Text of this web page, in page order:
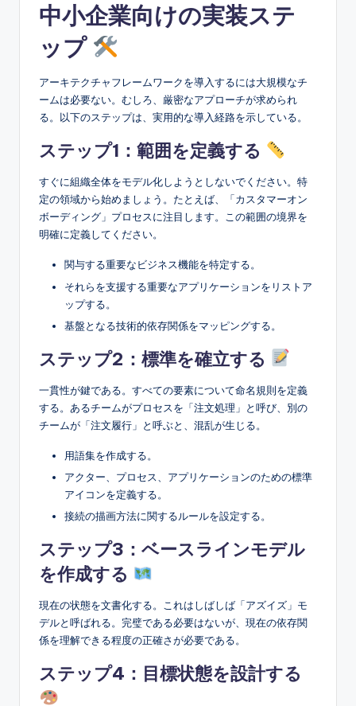
中小企業向けの実装ステ
ップ
アーキテクチャフレームワークを導入するには大規模なチ
ームは必要ない。むしろ、厳密なアプローチが求められ
る。以下のステップは、実用的な導入経路を示している。
ステップ1：範囲を定義する
すぐに組織全体をモデル化しようとしないでください。特
定の領域から始めましょう。たとえば、「カスタマーオン
ボーディング」プロセスに注目します。この範囲の境界を
明確に定義してください。
関与する重要なビジネス機能を特定する。
それらを支援する重要なアプリケーションをリストア
ップする。
基盤となる技術的依存関係をマッピングする。
ステップ2：標準を確立する
一貫性が鍵である。すべての要素について命名規則を定義
する。あるチームがプロセスを「注文処理」と呼び、別の
チームが「注文履行」と呼ぶと、混乱が生じる。
用語集を作成する。
アクター、プロセス、アプリケーションのための標準
アイコンを定義する。
接続の描画方法に関するルールを設定する。
ステップ3：ベースラインモデル
を作成する
現在の状態を文書化する。これはしばしば「アズイズ」モ
デルと呼ばれる。完璧である必要はないが、現在の依存関
係を理解できる程度の正確さが必要である。
ステップ4：目標状態を設計する